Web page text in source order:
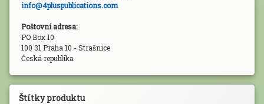
info@4pluspublications.com
Poštovní adresa:
PO Box 10
100 31 Praha 10 - Strašnice
Česká republika
Štítky produktu